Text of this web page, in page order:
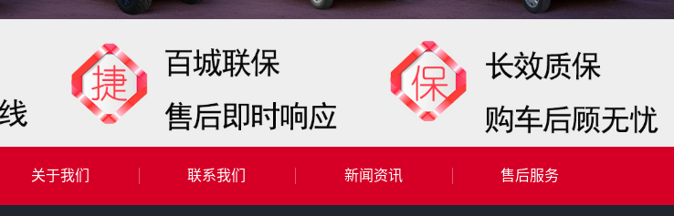
关于我们 联系我们 新闻资讯 售后服务